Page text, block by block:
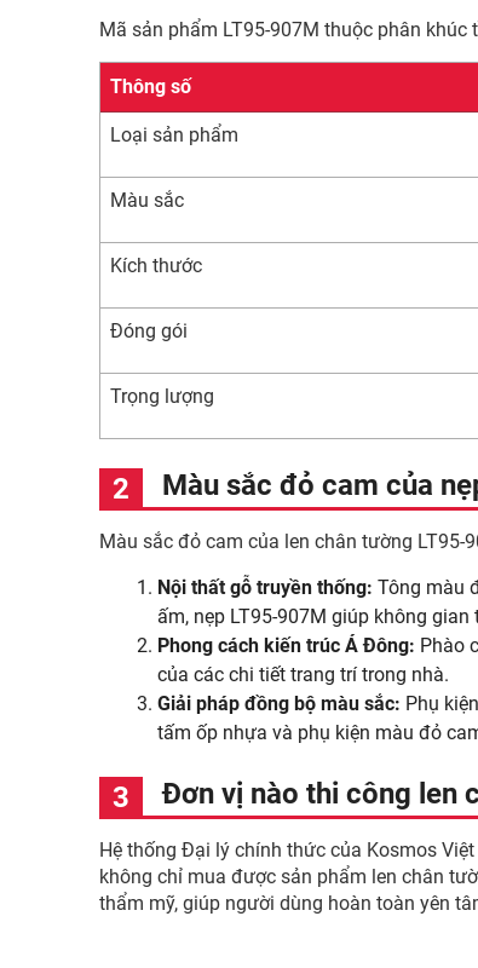
Mã sản phẩm LT95-907M thuộc phân
Thông số
Loại sản phẩm
Màu sắc
Kích thước
Đóng gói
Trọng lượng
Màu sắc đỏ cam của
Màu sắc đỏ cam của len chân tường
Nội thất gỗ truyền thống: Tông màu
ấm, nẹp LT95-907M giúp không
Phong cách kiến trúc Á Đông: Phào
của các chi tiết trang trí trong nhà.
Giải pháp đồng bộ màu sắc: Phụ
tấm ốp nhựa và phụ kiện màu đỏ
Đơn vị nào thi công len
Hệ thống Đại lý chính thức của Kosmos
không chỉ mua được sản phẩm len chân
thẩm mỹ, giúp người dùng hoàn toàn yên